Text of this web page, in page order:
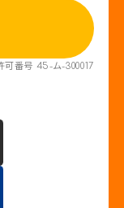
可番号 45-ム-300017